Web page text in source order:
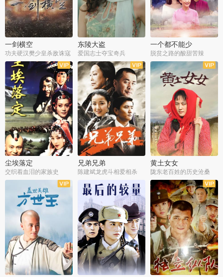
一剑横空
功夫硬汉樊少皇杀敌诛寇
东陵大盗
爱国志士夺宝奇兵
一个都不能少
脱贫之路的酸甜苦辣
全25集
尘埃落定
交织着血泪的家族史
全50集
兄弟兄弟
陈建斌龙虎斗相爱相杀
全23集
黄土女女
陇东老百姓的历史沧桑
全36集
全28集 全44集